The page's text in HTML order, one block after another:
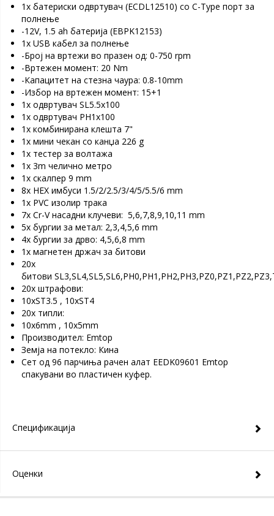
1х батериски одвртувач (ECDL12510) со C-Type порт за
полнење
-12V, 1.5 ah батерија (EBPK12153)
1х USB кабел за полнење
-Број на вртежи во празен од: 0-750 rpm
-Вртежен момент: 20 Nm
-Капацитет на стезна чаура: 0.8-10mm
-Избор на вртежен момент: 15+1
1х одвртувач SL5.5x100
1х одвртувач PH1x100
1x комбинирана клешта 7"
1х мини чекан со канџа 226 g
1х тестер за волтажа
1x 3m челично метро
1х скалпер 9 mm
8х HEX имбуси 1.5/2/2.5/3/4/5/5.5/6 mm
1x PVC изолир трака
7х Cr-V насадни клучеви: 5,6,7,8,9,10,11 mm
5x бургии за метал: 2,3,4,5,6 mm
4х бургии за дрво: 4,5,6,8 mm
1х магнетен држач за битови
20x
битови
20х штрафови:
10хST3.5 , 10хST4
20х типли:
10х6mm , 10х5mm
Производител: Emtop
Земја на потекло: Кина
Сет од 96 парчиња рачен алат EEDK09601 Emtop
спакувани во пластичен куфер.
Спецификација
Оценки